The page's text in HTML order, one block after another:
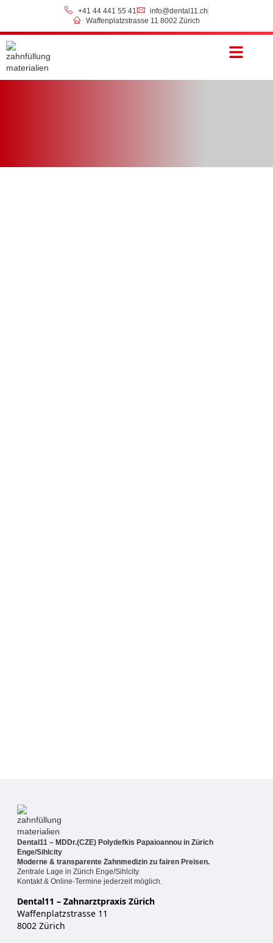
+41 44 441 55 41
info@dental11.ch
Waffenplatzstrasse 11 8002 Zürich
Dental11 – MDDr.(CZE) Polydefkis Papaioannou in Zürich
Enge/Sihlcity
Moderne & transparente Zahnmedizin zu fairen Preisen.
Zentrale Lage in Zürich Enge/Sihlcity.
Kontakt & Online-Termine jederzeit möglich.
Dental11 – Zahnarztpraxis Zürich
Waffenplatzstrasse 11
8002 Zürich